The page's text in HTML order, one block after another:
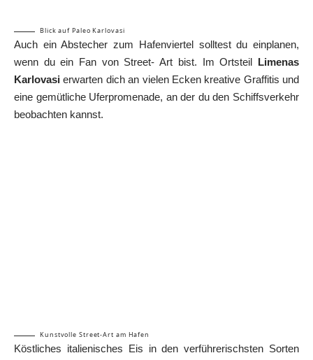
Blick auf Paleo Karlovasi
Auch ein Abstecher zum Hafenviertel solltest du einplanen,
wenn du ein Fan von Street- Art bist. Im Ortsteil
Limenas
Karlovasi erwarten dich an vielen Ecken kreative Graffitis und
eine gemütliche Uferpromenade, an der du den Schiffsverkehr
beobachten kannst.
Kunstvolle Street-Art am Hafen
Köstliches italienisches Eis in den verführerischsten Sorten